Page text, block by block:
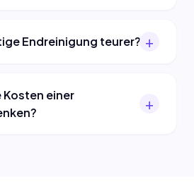
Endreinigung teurer?
Kosten einer